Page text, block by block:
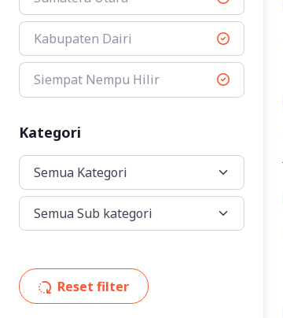
Kabupaten Dairi
Siempat Nempu Hilir
Kategori
Reset filter